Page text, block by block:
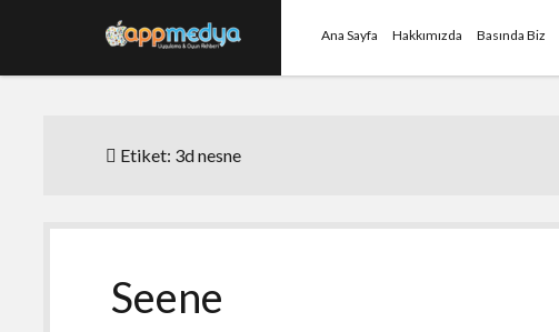
Ana Sayfa Hakkımızda Basında Biz
Etiket: 3d nesne
Seene